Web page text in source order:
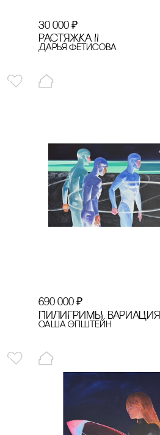
30 000₽
РАсТЯЖКА II
Дарья Фетисова
690 000₽
ПИЛИГРИМЫ. ВАРИАЦИЯ
Саша Эпштейн